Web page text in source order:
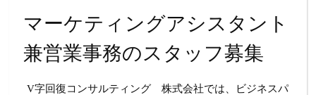
マーケティングアシスタント
兼営業事務のスタッフ募集
V字回復コンサルティング 株式会社では、ビジネスパ